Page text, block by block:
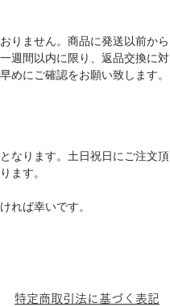
りません。商品に発送以前から
週間以内に限り、返品交換に対
めにご確認をお願い致します。
なります。土日祝日にご注文頂
ます。
れば幸いです。
特定商取引法に基づく表記